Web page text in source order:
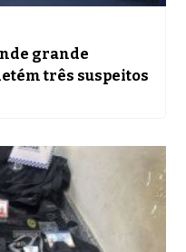
grande
três suspeitos